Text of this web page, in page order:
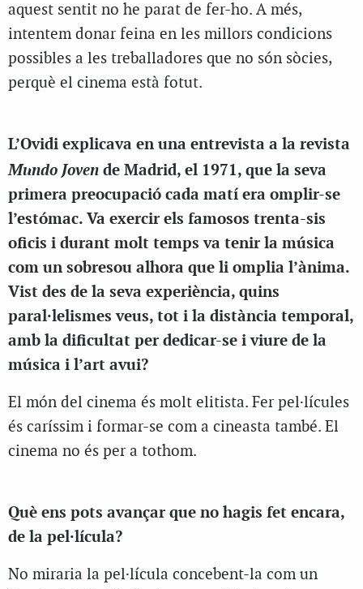
aquest sentit no he parat de fer-ho. A més,
intentem donar feina en les millors condicions
possibles a les treballadores que no són sòcies,
perquè el cinema està fotut.
L’Ovidi explicava en una entrevista a la revista
Mundo Joven de Madrid, el 1971, que la seva
primera preocupació cada matí era omplir-se
l’estómac. Va exercir els famosos trenta-sis
oficis i durant molt temps va tenir la música
com un sobresou alhora que li omplia l’ànima.
Vist des de la seva experiència, quins
paral·lelismes veus, tot i la distància temporal,
amb la dificultat per dedicar-se i viure de la
música i l’art avui?
El món del cinema és molt elitista. Fer pel·lícules
és caríssim i formar-se com a cineasta també. El
cinema no és per a tothom.
Què ens pots avançar que no hagis fet encara,
de la pel·lícula?
No miraria la pel·lícula concebent-la com un